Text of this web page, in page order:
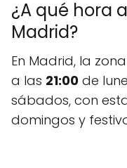
¿A qué hora
Madrid?
En Madrid, la
a las 21:00 de
sábados, con
domingos y